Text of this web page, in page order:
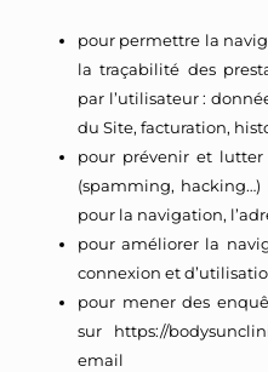
pour permettre la
la traçabilité des
par l’utilisateur :
du Site, facturation,
pour prévenir et
(spamming,
pour la navigation,
pour améliorer la
connexion et
pour mener des
sur https://
email